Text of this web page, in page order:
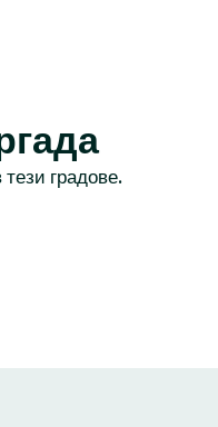
градове.